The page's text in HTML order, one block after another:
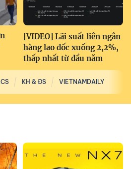
[VIDEO] Lãi suất liên ngân
hàng lao dốc xuống 2,2%,
thấp nhất từ đầu năm
KH & ĐS VIETNAMDAILY